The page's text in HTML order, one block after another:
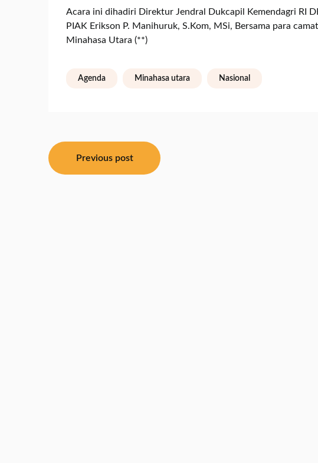
Acara ini dihadiri Direktur Jendral Dukcapil Kemendagri RI
PIAK Erikson P. Manihuruk, S.Kom, MSi, Bersama para
Minahasa Utara (**)
Agenda Minahasa utara Nasional
Navigasi
pos
Previous post